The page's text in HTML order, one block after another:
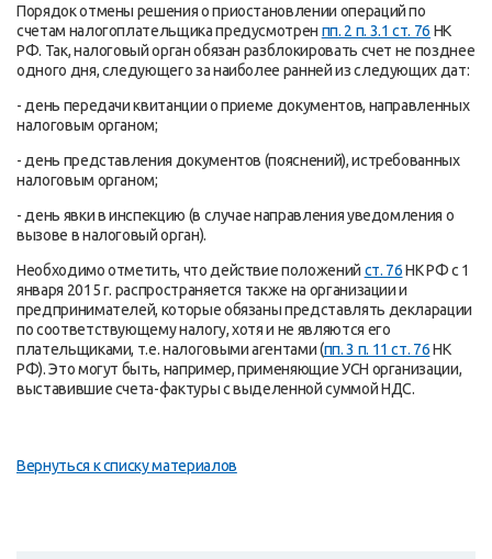
Порядок отмены решения о приостановлении операций по
счетам налогоплательщика предусмотрен пп. 2 п. 3.1 ст. 76 НК
РФ. Так, налоговый орган обязан разблокировать счет не позднее
одного дня, следующего за наиболее ранней из следующих дат:
- день передачи квитанции о приеме документов, направленных
налоговым органом;
- день представления документов (пояснений), истребованных
налоговым органом;
- день явки в инспекцию (в случае направления уведомления о
вызове в налоговый орган).
Необходимо отметить, что действие положений ст. 76НК РФ с 1
января 2015 г. распространяется также на организации и
предпринимателей, которые обязаны представлять декларации
по соответствующему налогу, хотя и не являются его
плательщиками, т.е. налоговыми агентами (пп. 3 п. 11 ст. 76НК
РФ). Это могут быть, например, применяющие УСН организации,
выставившие счета-фактуры с выделенной суммой НДС.
Вернуться к списку материалов